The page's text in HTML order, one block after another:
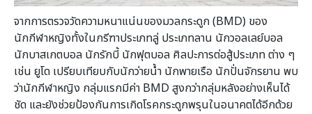
จากการตรวจวัดความหนาแน่นของมวลกระดูก (BMD) ของ
นักกีฬาหญิงทั้งในกรีฑาประเภทลู่ ประเภทลาน นักวอลเลย์บอล
นักบาสเกตบอล นักรักบี้ นักฟุตบอล ศิลปะการต่อสู้ประเภท ต่าง ๆ
เช่น ยูโด เปรียบเทียบกับนักว่ายน้ำ นักพายเรือ นักปั่นจักรยาน พบ
ว่านักกีฬาหญิง กลุ่มแรกมีค่า BMD สูงกว่ากลุ่มหลังอย่างเห็นได้
ชัด และยังช่วยป้องกันการเกิดโรคกระดูกพรุนในอนาคตได้อีกด้วย